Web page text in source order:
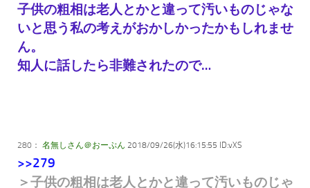
子供の粗相は老人とかと違って汚いものじゃな
いと思う私の考えがおかしかったかもしれませ
ん。
知人に話したら非難されたので…
280： 名無しさん＠おーぷん 2018/09/26(水)16:15:55 ID:vXS
>>279
＞子供の粗相は老人とかと違って汚いものじゃ